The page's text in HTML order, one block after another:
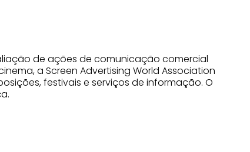
de ações de comunicação comercial
a Screen Advertising World Association
festivais e serviços de informação. O